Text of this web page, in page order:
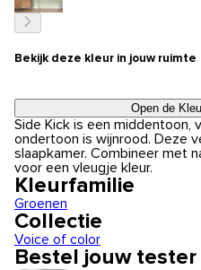
Bekijk deze kleur in jouw ruimte
Open de
Side Kick is een middentoon,
ondertoon is wijnrood. Deze
slaapkamer. Combineer met
voor een vleugje kleur.
Kleurfamilie
Groenen
Collectie
Voice of color
Bestel jouw tester